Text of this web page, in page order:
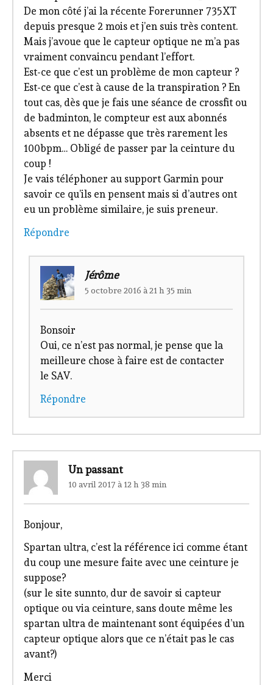
De mon côté j’ai la récente Forerunner 735XT
depuis presque 2 mois et j’en suis très content.
Mais j’avoue que le capteur optique ne m’a pas
vraiment convaincu pendant l’effort.
Est-ce que c’est un problème de mon capteur ?
Est-ce que c’est à cause de la transpiration ? En
tout cas, dès que je fais une séance de crossfit ou
de badminton, le compteur est aux abonnés
absents et ne dépasse que très rarement les
100bpm… Obligé de passer par la ceinture du
coup !
Je vais téléphoner au support Garmin pour
savoir ce qu’ils en pensent mais si d’autres ont
eu un problème similaire, je suis preneur.
Répondre
Jérôme
5 octobre 2016 à 21 h 35 min
Bonsoir
Oui, ce n’est pas normal, je pense que la
meilleure chose à faire est de contacter
le SAV.
Répondre
Un passant
10 avril 2017 à 12 h 38 min
Bonjour,
Spartan ultra, c’est la référence ici comme étant
du coup une mesure faite avec une ceinture je
suppose?
(sur le site sunnto, dur de savoir si capteur
optique ou via ceinture, sans doute même les
spartan ultra de maintenant sont équipées d’un
capteur optique alors que ce n’était pas le cas
avant?)
Merci